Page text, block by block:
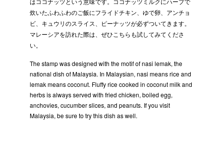
炊いたふわふわのご飯にフライドチキン、ゆで卵、アンチョ
ビ、キュウリのスライス、ピーナッツが必ずついてきます。
マレーシアを訪れた際は、ぜひこちらも試してみてくださ
い。
The stamp was designed with the motif of nasi lemak, the
national dish of Malaysia. In Malaysian, nasi means rice and
lemak means coconut. Fluffy rice cooked in coconut milk and
herbs is always served with fried chicken, boiled egg,
anchovies, cucumber slices, and peanuts. If you visit
Malaysia, be sure to try this dish as well.